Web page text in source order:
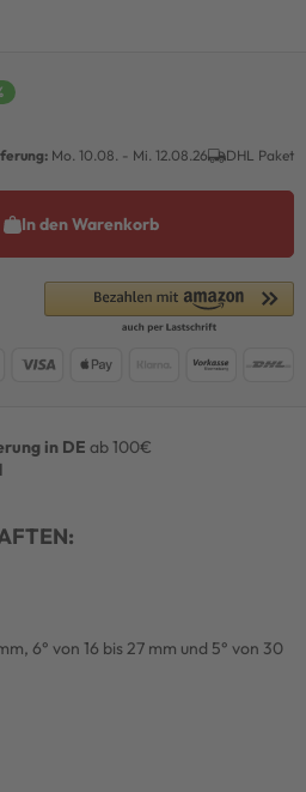
Mo. 10.08. - Mi. 12.08.26 DHL Paket
In den Warenkorb
in DE ab 100€
6° von 16 bis 27 mm und 5° von 30